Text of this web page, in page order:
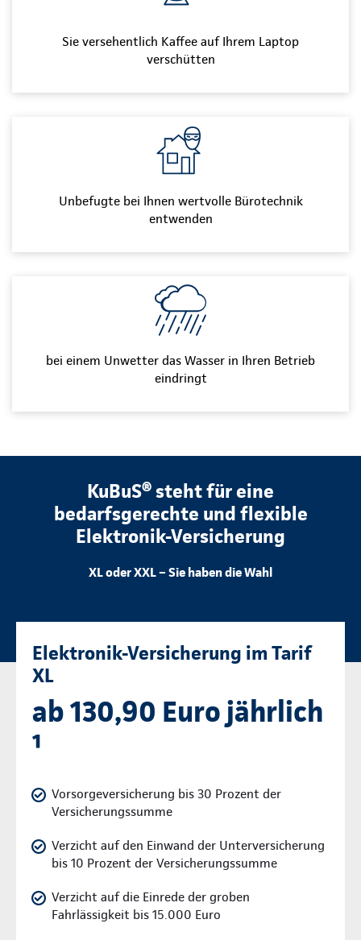
Sie versehentlich Kaffee auf Ihrem Laptop
verschütten
Unbefugte bei Ihnen wertvolle Bürotechnik
entwenden
bei einem Unwetter das Wasser in Ihren Betrieb
eindringt
KuBuS® steht für eine
bedarfsgerechte und flexible
Elektronik-Versicherung
XL oder XXL – Sie haben die Wahl
Elektronik-Versicherung im Tarif
XL
ab 130,90 Euro jährlich
¹
Vorsorgeversicherung bis 30 Prozent der
Versicherungssumme
Verzicht auf den Einwand der Unterversicherung
bis 10 Prozent der Versicherungssumme
Verzicht auf die Einrede der groben
Fahrlässigkeit bis 15.000 Euro